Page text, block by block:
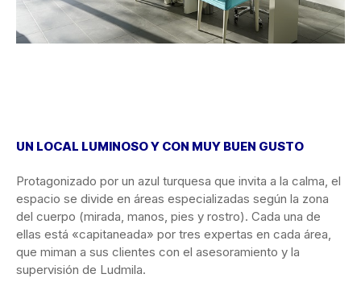
UN LOCAL LUMINOSO Y CON MUY BUEN GUSTO
Protagonizado por un azul turquesa que invita a la calma, el
espacio se divide en áreas especializadas según la zona
del cuerpo (mirada, manos, pies y rostro). Cada una de
ellas está «capitaneada» por tres expertas en cada área,
que miman a sus clientes con el asesoramiento y la
supervisión de Ludmila.